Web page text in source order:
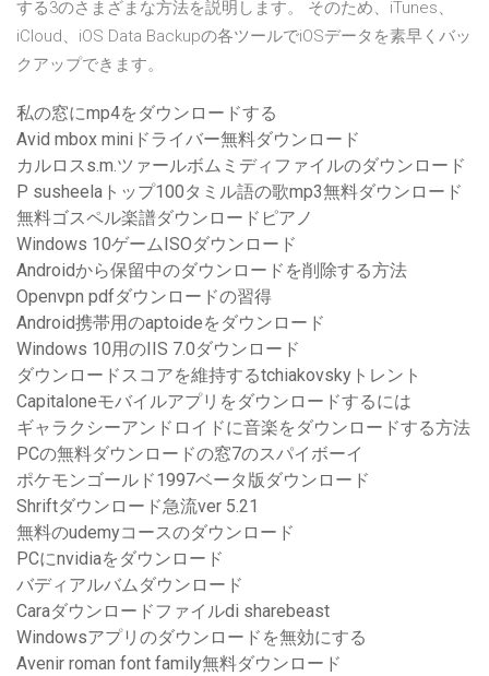
する3のさまざまな方法を説明します。 そのため、iTunes、
iCloud、iOS Data Backupの各ツールでiOSデータを素早くバッ
クアップできます。
私の窓にmp4をダウンロードする
Avid mbox miniドライバー無料ダウンロード
カルロスs.m.ツァールボムミディファイルのダウンロード
P susheelaトップ100タミル語の歌mp3無料ダウンロード
無料ゴスペル楽譜ダウンロードピアノ
Windows 10ゲームISOダウンロード
Androidから保留中のダウンロードを削除する方法
Openvpn pdfダウンロードの習得
Android携帯用のaptoideをダウンロード
Windows 10用のIIS 7.0ダウンロード
ダウンロードスコアを維持するtchiakovskyトレント
Capitaloneモバイルアプリをダウンロードするには
ギャラクシーアンドロイドに音楽をダウンロードする方法
PCの無料ダウンロードの窓7のスパイボーイ
ポケモンゴールド1997ベータ版ダウンロード
Shriftダウンロード急流ver 5.21
無料のudemyコースのダウンロード
PCにnvidiaをダウンロード
バディアルバムダウンロード
Caraダウンロードファイルdi sharebeast
Windowsアプリのダウンロードを無効にする
Avenir roman font family無料ダウンロード